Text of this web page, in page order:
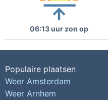
06:13 uur zon op
Populaire plaatsen
Weer Amsterdam
Weer Arnhem